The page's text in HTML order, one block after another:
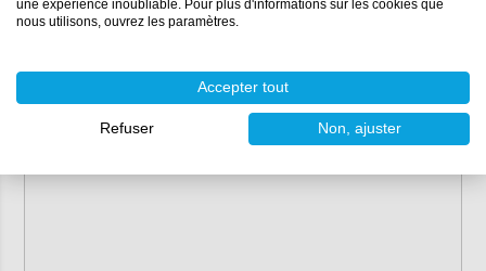
une expérience inoubliable. Pour plus d'informations sur les cookies que
nous utilisons, ouvrez les paramètres.
Accepter tout
Refuser Non, ajuster